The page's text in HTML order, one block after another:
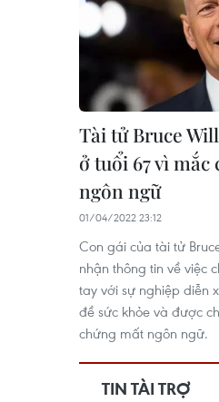
Tài tử Bruce
ở tuổi 67 vì
ngôn ngữ
01/04/2022 23:12
Con gái của tài tử
nhận thông tin về việc
tay với sự nghiệp diễn
đề sức khỏe và được
chứng mất ngôn ngữ.